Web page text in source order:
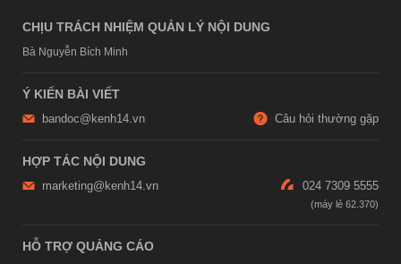
CHỊU TRÁCH NHIỆM QUẢN LÝ NỘI DUNG
Bà Nguyễn Bích Minh
Ý KIẾN BÀI VIẾT
bandoc@kenh14.vn Câu hỏi thường gặp
HỢP TÁC NỘI DUNG
marketing@kenh14.vn 024 7309 5555
HỖ TRỢ QUẢNG CÁO